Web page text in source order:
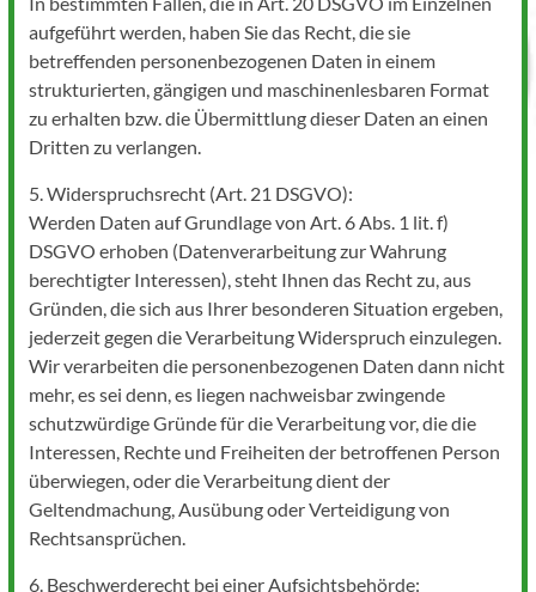
aufgeführt werden, haben Sie das Recht, die sie
betreffenden personenbezogenen Daten in einem
strukturierten, gängigen und maschinenlesbaren Format
zu erhalten bzw. die Übermittlung dieser Daten an einen
Dritten zu verlangen.
5. Widerspruchsrecht (Art. 21 DSGVO):
Werden Daten auf Grundlage von Art. 6 Abs. 1 lit. f)
DSGVO erhoben (Datenverarbeitung zur Wahrung
berechtigter Interessen), steht Ihnen das Recht zu, aus
Gründen, die sich aus Ihrer besonderen Situation ergeben,
jederzeit gegen die Verarbeitung Widerspruch einzulegen.
Wir verarbeiten die personenbezogenen Daten dann nicht
mehr, es sei denn, es liegen nachweisbar zwingende
schutzwürdige Gründe für die Verarbeitung vor, die die
Interessen, Rechte und Freiheiten der betroffenen Person
überwiegen, oder die Verarbeitung dient der
Geltendmachung, Ausübung oder Verteidigung von
Rechtsansprüchen.
6. Beschwerderecht bei einer Aufsichtsbehörde: